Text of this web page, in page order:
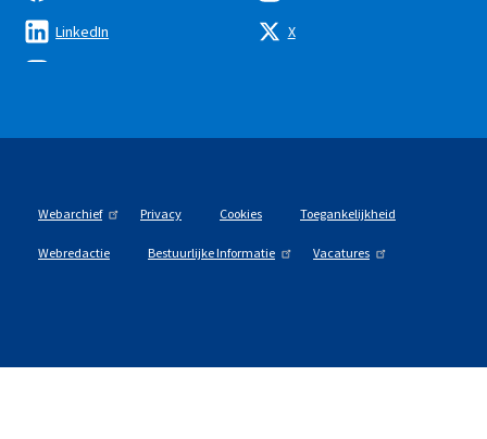
LinkedIn X
Webarchief Privacy Cookies Toegankelijkheid
Webredactie Bestuurlijke Informatie Vacatures